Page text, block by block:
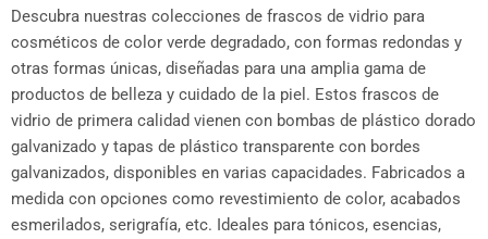
Descubra nuestras colecciones de frascos de vidrio para
cosméticos de color verde degradado, con formas redondas y
otras formas únicas, diseñadas para una amplia gama de
productos de belleza y cuidado de la piel. Estos frascos de
vidrio de primera calidad vienen con bombas de plástico dorado
galvanizado y tapas de plástico transparente con bordes
galvanizados, disponibles en varias capacidades. Fabricados a
medida con opciones como revestimiento de color, acabados
esmerilados, serigrafía, etc. Ideales para tónicos, esencias,